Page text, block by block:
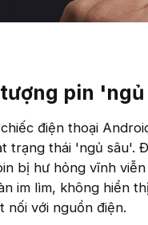
pin
điện thoại
trạng thái 'ngủ sâu'.
bị hư hỏng vĩnh
im lìm, không hiển
nối với nguồn điện.